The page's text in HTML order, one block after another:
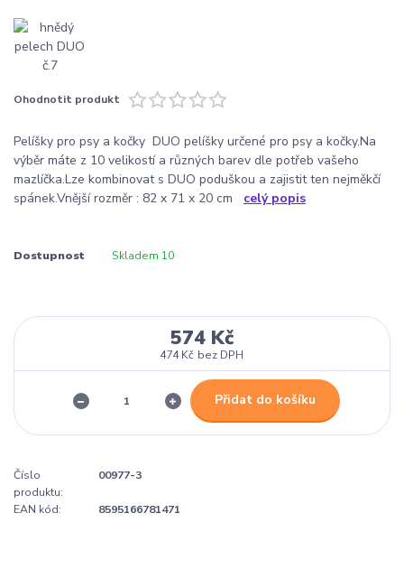
Ohodnotit produkt
Pelíšky pro psy a kočky DUO pelíšky určené pro psy a kočky.Na
výběr máte z 10 velikostí a různých barev dle potřeb vašeho
mazlíčka.Lze kombinovat s DUO poduškou a zajistit ten nejměkčí
spánek.Vnější rozměr : 82 x 71 x 20 cm celý popis
Dostupnost Skladem 10
574 Kč
474 Kč bez DPH
Přidat do košíku
Číslo
produktu:
00977-3
EAN kód: 8595166781471